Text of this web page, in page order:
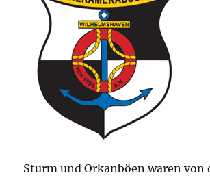
Sturm und Orkanböen waren von